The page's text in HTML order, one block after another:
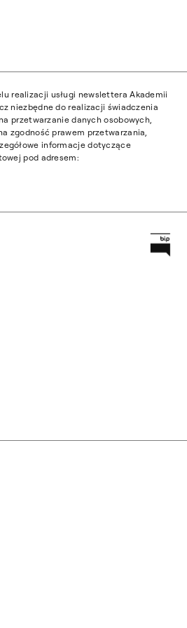
realizacji usługi newslettera Akademii
niezbędne do realizacji świadczenia
przetwarzanie danych osobowych,
zgodność prawem przetwarzania,
informacje dotyczące
pod adresem: